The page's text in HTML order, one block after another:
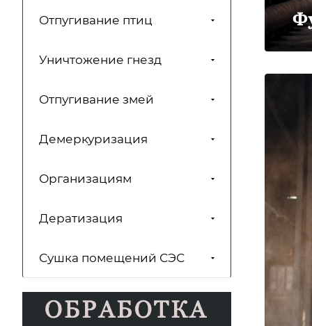
Отпугивание птиц
Уничтожение гнезд
Отпугивание змей
Демеркуризация
Организациям
Дератизация
Сушка помещений СЭС